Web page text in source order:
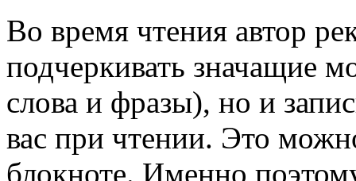
Во время чтения автор
подчеркивать значащие
слова и фразы), но и
вас при чтении. Это
блокноте. Именно